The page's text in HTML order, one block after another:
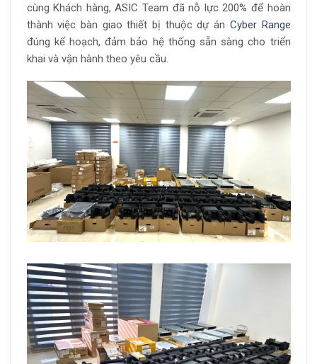
cùng Khách hàng, ASIC Team đã nỗ lực 200% để hoàn
thành việc bàn giao thiết bị thuộc dự án Cyber Range
đúng kế hoạch, đảm bảo hệ thống sẵn sàng cho triển
khai và vận hành theo yêu cầu.